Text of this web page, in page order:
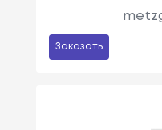
Заказать